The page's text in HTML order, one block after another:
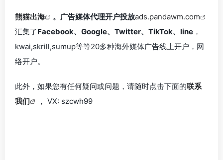
熊猫出海 。广告媒体代理开户投放ads.pandawm.com
汇集了Facebook、Google、Twitter、TikTok、line ，
kwai,skrill,sumup等等20多种海外媒体广告线上开户，网
络开户。
此外，如果您有任何疑问或问题，请随时点击下面的联系
我们
， VX: szcwh99